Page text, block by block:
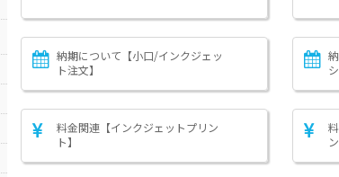
納期について【小口/インクジェッ
ト注文】
料金関連【インクジェットプリン
ト】